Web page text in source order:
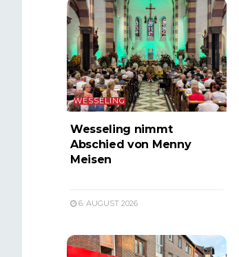
WESSELING
Wesseling nimmt
Abschied von Menny
Meisen
6. AUGUST 2026